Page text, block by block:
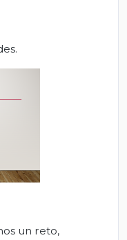
un reto,